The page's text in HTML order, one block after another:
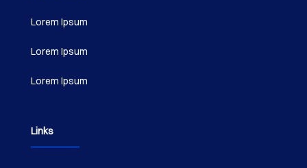
Lorem Ipsum
Lorem Ipsum
Lorem Ipsum
Links